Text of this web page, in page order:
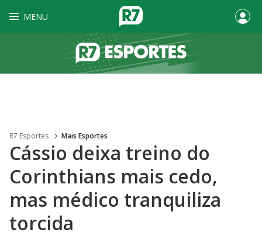
MENU
R7 Esportes Mais Esportes
Cássio deixa treino do
Corinthians mais cedo,
mas médico tranquiliza
torcida